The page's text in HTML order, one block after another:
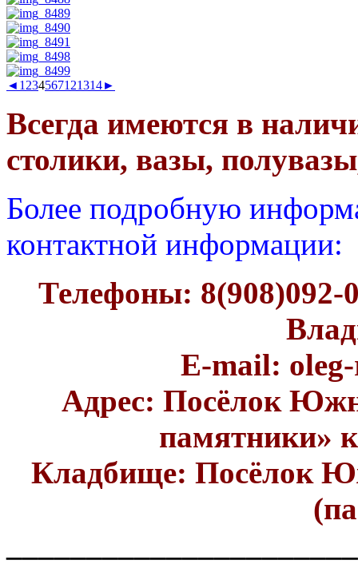
◄ 1 234567121314►
Всегда имеются в
столики, вазы,
Более подробную
контактной информации:
Телефоны: 8(908)092-
E-mail:
Адрес: Посёлок
памятники»
Кладбище: Посёлок